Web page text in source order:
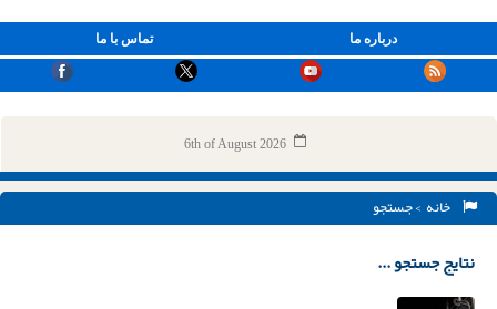
تماس با ما درباره ما
6th of August 2026
خانه > جستجو
نتایج جستجو ...